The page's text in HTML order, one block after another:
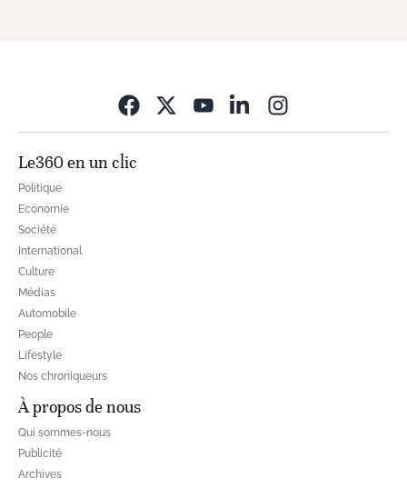
Le360 en un clic
Politique
Economie
Société
International
Culture
Médias
Automobile
People
Lifestyle
Nos chroniqueurs
À propos de nous
Qui sommes-nous
Publicité
Archives